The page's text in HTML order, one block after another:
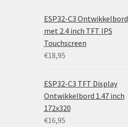
ESP32-C3 Ontwikkelbord
met 2.4 inch TFT IPS
Touchscreen
€18,95
ESP32-C3 TFT Display
Ontwikkelbord 1.47 inch
172x320
€16,95